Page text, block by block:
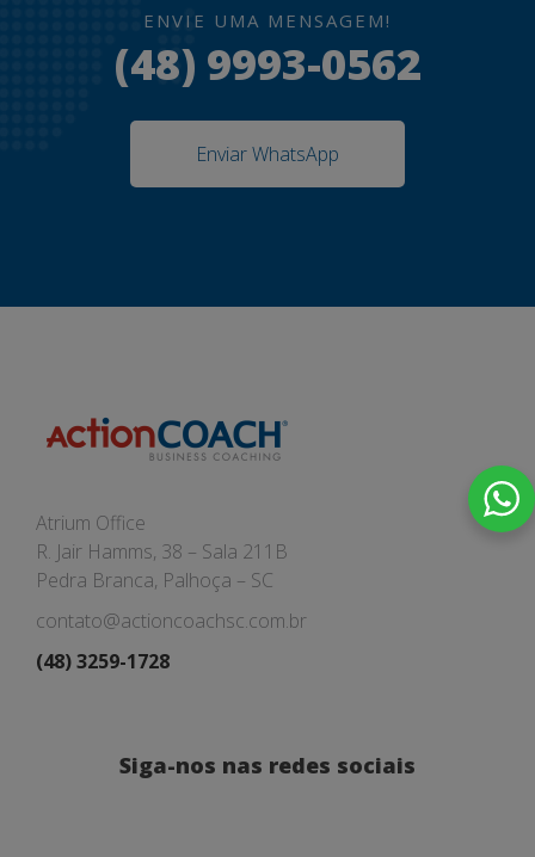
ENVIE UMA MENSAGEM!
(48) 9993-0562
Enviar WhatsApp
Atrium Office
R. Jair Hamms, 38 – Sala 211B
Pedra Branca, Palhoça – SC
contato@actioncoachsc.com.br
(48) 3259-1728
Siga-nos nas redes sociais